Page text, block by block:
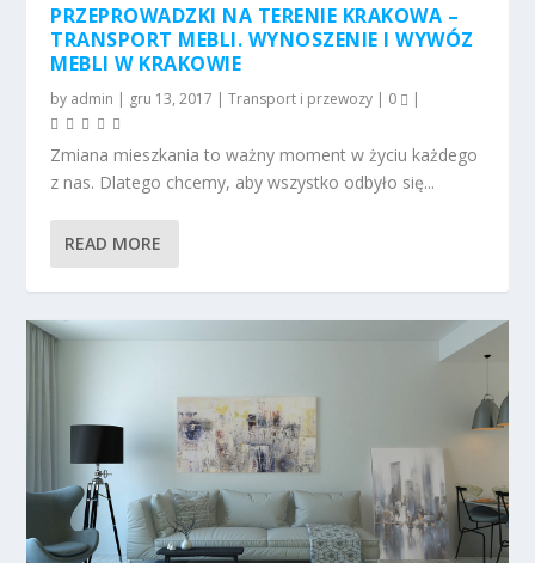
PRZEPROWADZKI NA TERENIE KRAKOWA –
TRANSPORT MEBLI. WYNOSZENIE I WYWÓZ
MEBLI W KRAKOWIE
by admin | gru 13, 2017 |Transport i przewozy | 0 |
Zmiana mieszkania to ważny moment w życiu każdego
z nas. Dlatego chcemy, aby wszystko odbyło się...
READ MORE